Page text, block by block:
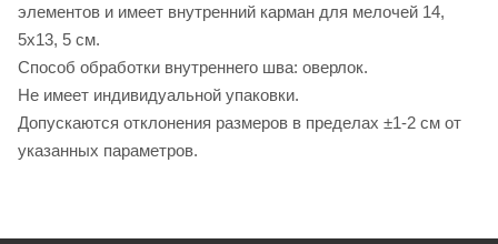
элементов и имеет внутренний карман для мелочей 14,
5x13, 5 см.
Способ обработки внутреннего шва: оверлок.
Не имеет индивидуальной упаковки.
Допускаются отклонения размеров в пределах ±1-2 см от
указанных параметров.